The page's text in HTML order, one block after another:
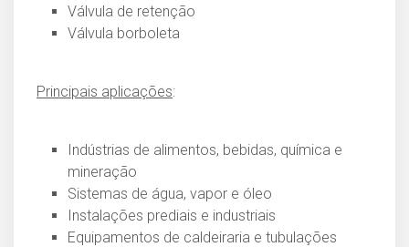
Válvula de retenção
Válvula borboleta
Principais aplicações:
Indústrias de alimentos, bebidas, química e
mineração
Sistemas de água, vapor e óleo
Instalações prediais e industriais
Equipamentos de caldeiraria e tubulações